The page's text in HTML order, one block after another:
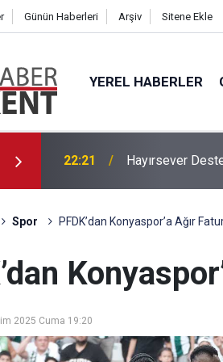
Günün Haberleri Arşiv Sitene Ekle
YEREL HABERLER
22:09 Müdür Yiğit’ten,
Spor PFDK’dan Konyaspor’a Ağır
2025 Cuma 19:20